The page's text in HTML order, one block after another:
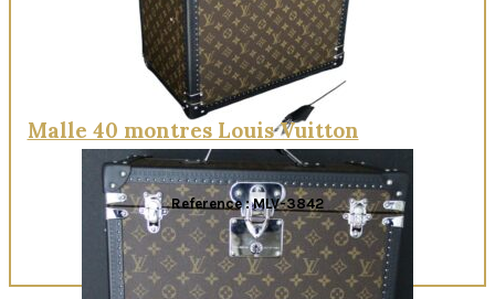
Malle 40 montres Louis Vuitton
Reference : MLV-3842